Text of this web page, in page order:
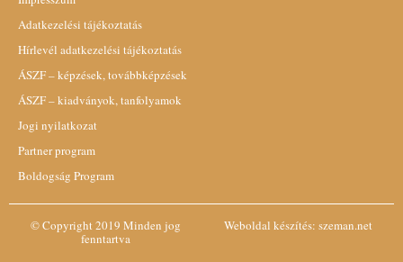
Adatkezelési tájékoztatás
Hírlevél adatkezelési tájékoztatás
ÁSZF – képzések, továbbképzések
ÁSZF – kiadványok, tanfolyamok
Jogi nyilatkozat
Partner program
Boldogság Program
© Copyright 2019 Minden jog
fenntartva
Weboldal készítés: szeman.net